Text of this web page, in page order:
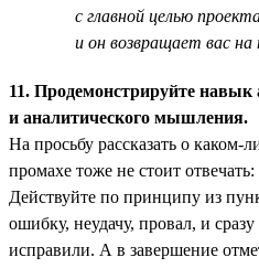
с главной целью
и он возвращает вас
11. Продемонстрируйте навык
и аналитического мышления.
На просьбу рассказать о
промахе тоже не стоит отвечать:
Действуйте по принципу из
ошибку, неудачу, провал, и
исправили. А в завершение